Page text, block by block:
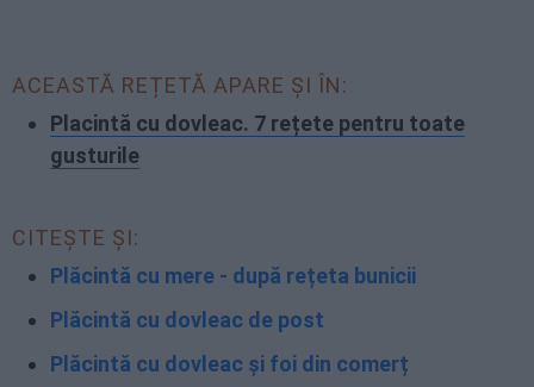
ACEASTĂ REȚETĂ APARE ȘI ÎN:
Placintă cu dovleac. 7 rețete pentru toate
gusturile
CITEȘTE ȘI:
Plăcintă cu mere - după rețeta bunicii
Plăcintă cu dovleac de post
Plăcintă cu dovleac și foi din comerț